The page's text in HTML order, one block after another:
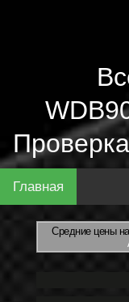
Главная
Средние цены